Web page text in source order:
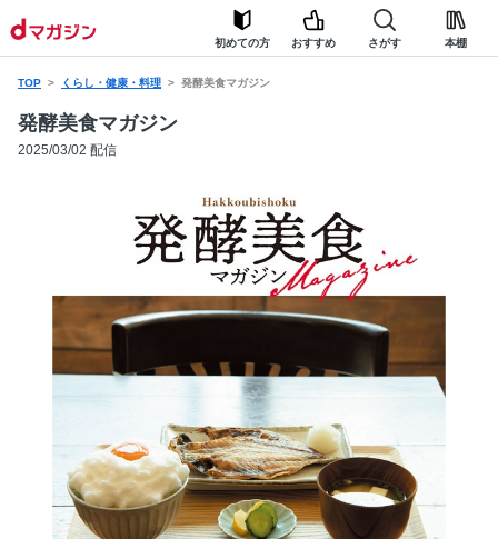
初めての方 おすすめ さがす 本棚
TOP くらし・健康・料理 発酵美食マガジン
発酵美食マガジン
2025/03/02 配信